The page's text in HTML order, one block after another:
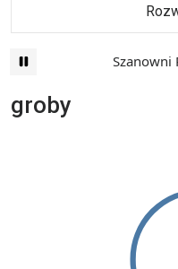
Szanowni
groby